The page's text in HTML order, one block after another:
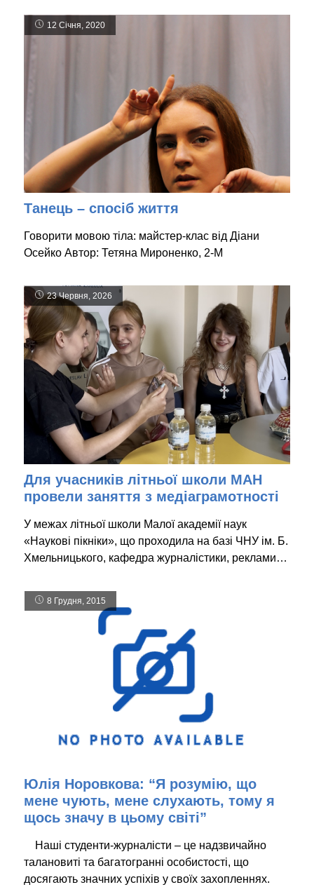
12 Січня, 2020
Танець – спосіб життя
Говорити мовою тіла: майстер-клас від Діани
Осейко Автор: Тетяна Мироненко, 2-М
23 Червня, 2026
Для учасників літньої школи МАН
провели заняття з медіаграмотності
У межах літньої школи Малої академії наук
«Наукові пікніки», що проходила на базі ЧНУ ім. Б.
Хмельницького, кафедра журналістики, реклами…
8 Грудня, 2015
Юлія Норовкова: “Я розумію, що
мене чують, мене слухають, тому я
щось значу в цьому світі”
Наші студенти-журналісти – це надзвичайно
талановиті та багатогранні особистості, що
досягають значних успіхів у своїх захопленнях.